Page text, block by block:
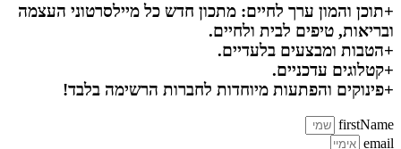
+תוכן והמון ערך לחיים: מתכון חדש כל מיילסרטוני העצמה
ובריאות, טיפים לבית ולחיים.
+הטבות ומבצעים בלעדיים.
+קטלוגים עדכניים.
+פינוקים והפתעות מיוחדות לחברות הרשימה בלבד!
firstName
email